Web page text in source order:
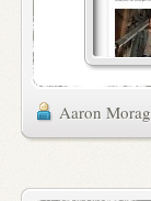
Aaron Morag